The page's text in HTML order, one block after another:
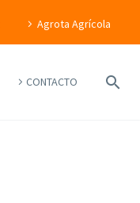
Agrota Agrícola
CONTACTO